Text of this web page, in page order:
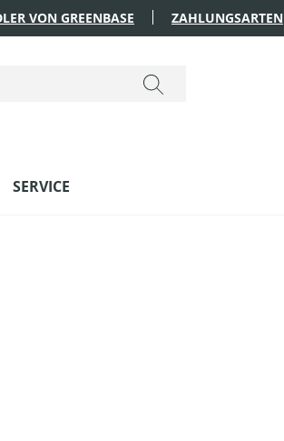
VON GREENBASE ZAHLUNGSARTEN
SERVICE